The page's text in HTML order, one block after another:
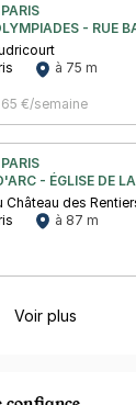
- RUE
à 75 m
65 €/semaine
- ÉGLISE DE
Château des
à 87 m
Voir plus